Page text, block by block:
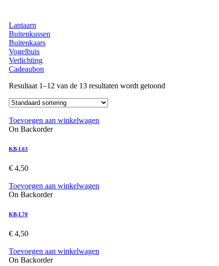
Lantaarn
Buitenkussen
Buitenkaars
Vogelhuis
Verlichting
Cadeaubon
Resultaat 1–12 van de 13 resultaten wordt getoond
Toevoegen aan winkelwagen
On Backorder
KB-L63
€ 4,50
Toevoegen aan winkelwagen
On Backorder
KB-L70
€ 4,50
Toevoegen aan winkelwagen
On Backorder